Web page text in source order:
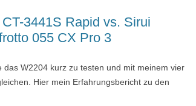
3441S Rapid vs. Sirui
055 CX Pro 3
W2204 kurz zu testen und mit meinem vier
Hier mein Erfahrungsbericht zu den